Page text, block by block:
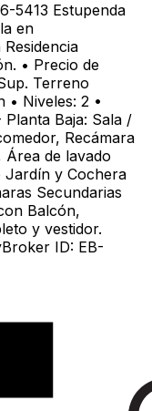
5413 Estupenda
en
• Precio de
Terreno
• Niveles: 2 •
Planta Baja: Sala /
Recámara
de lavado
Jardín y Cochera
Secundarias
Balcón,
y vestidor.
ID: EB-